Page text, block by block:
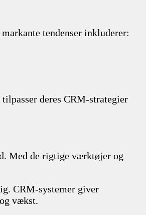
tendenser inkluderer:
deres CRM-strategier
Med de rigtige værktøjer og
CRM-systemer giver
vækst.